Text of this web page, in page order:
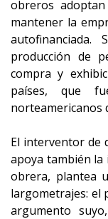
obreros
mantener la
autofinanciada.
producción de
compra y
países, que
norteamericanos
El interventor de
apoya también la
obrera, plantea
largometrajes: el
argumento